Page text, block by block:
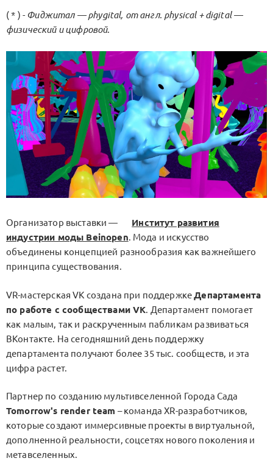
( * ) - Фиджитал — phygital, от англ. physical + digital —
физический и цифровой.
Организатор выставки —
Институт развития
индустрии моды Beinopen. Мода и искусство
объединены концепцией разнообразия как важнейшего
принципа существования.
VR-мастерская VK создана при поддержкеДепартамента
по работе с сообществами VK. Департамент помогает
как малым, так и раскрученным пабликам развиваться
ВКонтакте. На сегодняшний день поддержку
департамента получают более 35 тыс. сообществ, и эта
цифра растет.
Партнер по созданию мультивселенной Города Сада
Tomorrow's render team – команда XR-разработчиков,
которые создают иммерсивные проекты в виртуальной,
дополненной реальности, соцсетях нового поколения и
метавселенных.